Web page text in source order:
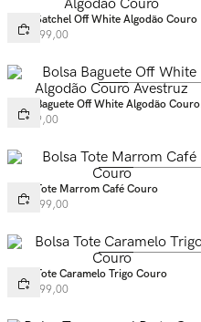
Bolsa Satchel Off White Algodão Couro
R$ 1 399,00
Bolsa Baguete Off White Algodão Couro
Avestruz
R$ 899,00
Bolsa Tote Marrom Café Couro
R$ 1 599,00
Bolsa Tote Caramelo Trigo Couro
R$ 1 599,00